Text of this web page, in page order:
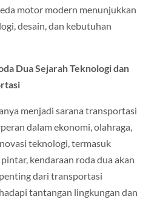
motor modern menunjukkan
desain, dan kebutuhan
Dua Sejarah Teknologi dan
menjadi sarana transportasi
dalam ekonomi, olahraga,
teknologi, termasuk
kendaraan roda dua akan
dari transportasi
tantangan lingkungan dan